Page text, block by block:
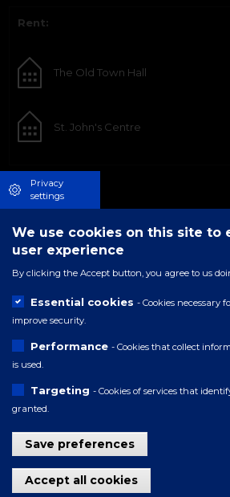
Rent:
The Old Town Hall
St. John's Centre
Privacy
settings
We use cookies on this site to
user experience
By clicking the Accept button, you agree to us
Essential cookies - Cookies necessary
improve security.
Performance - Cookies that collect
is used.
Targeting - Cookies of services that
granted.
Save preferences
Accept all cookies